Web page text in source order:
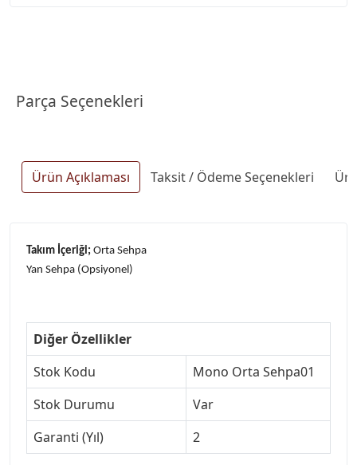
Parça Seçenekleri
Ürün Açıklaması Taksit / Ödeme Seçenekleri
Takım İçeriği; Orta Sehpa
Yan Sehpa (Opsiyonel)
Diğer Özellikler
Stok Kodu
Mono Orta Sehpa01
Stok Durumu
Var
Garanti (Yıl)
2